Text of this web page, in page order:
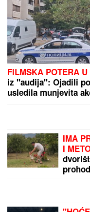
FILMSKA POTERA
iz "audija": Ojadili
usledila munjevita
IMA
I